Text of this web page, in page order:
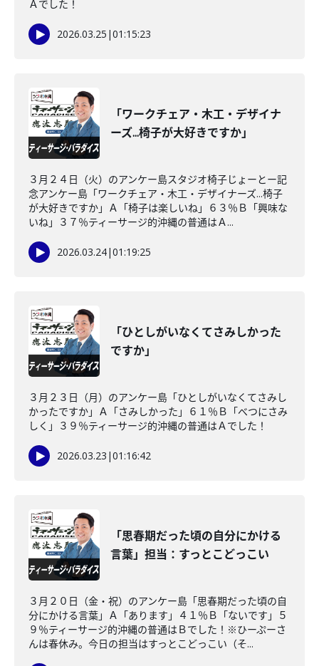
Ａでした！
2026.03.25 |01:15:23
「ワークチェア・木工・デザイナ
ーズ...椅子が大好きですか」
３月２４日（火）のアンケー島スタジオ椅子じょーとー記
念アンケー島「ワークチェア・木工・デザイナーズ...椅子
が大好きですか」Ａ「椅子は楽しいね」６３％Ｂ「興味な
いね」３７％ティーサージ的沖縄の普通はＡ...
2026.03.24|01:19:25
「ひとしがいなくてさみしかった
ですか」
３月２３日（月）のアンケー島「ひとしがいなくてさみし
かったですか」Ａ「さみしかった」６１％Ｂ「べつにさみ
しく」３９％ティーサージ的沖縄の普通はＡでした！
2026.03.23 |01:16:42
「思春期だった頃の自分にかける
言葉」担当：すっとこどっこい
３月２０日（金・祝）のアンケー島「思春期だった頃の自
分にかける言葉」Ａ「あります」４１％Ｂ「ないです」５
９％ティーサージ的沖縄の普通はＢでした！※ひーぷーさ
んは春休み。今日の担当はすっとこどっこい（そ...